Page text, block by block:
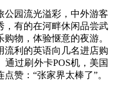
园流光溢彩，中外游客
，有的在河畔休闲品尝武
物，体验惬意的夜游。
流利的英语向几名进店购
过刷外卡POS机，美国
赞：“张家界太棒了”。